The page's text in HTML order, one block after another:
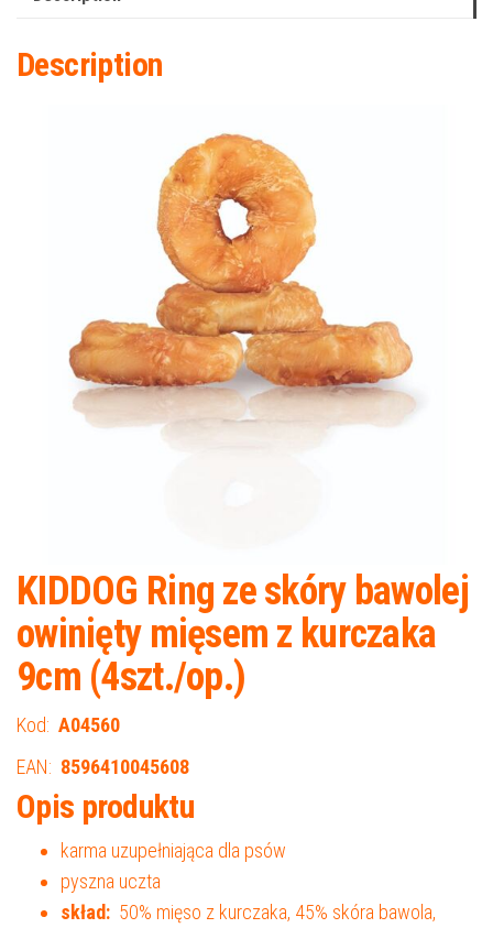
Description
KIDDOG Ring ze skóry bawolej
owinięty mięsem z kurczaka
9cm (4szt./op.)
Kod: A04560
EAN: 8596410045608
Opis produktu
karma uzupełniająca dla psów
pyszna uczta
skład: 50% mięso z kurczaka, 45% skóra bawola,